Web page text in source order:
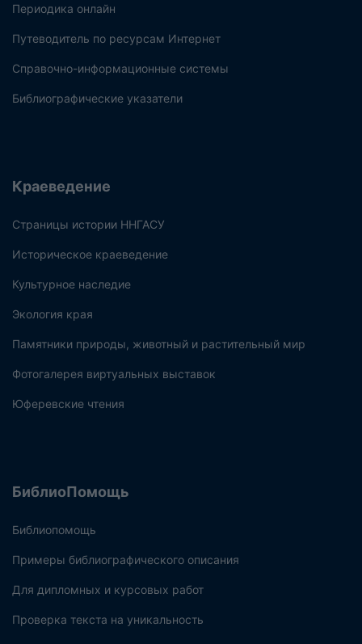
Периодика онлайн
Путеводитель по ресурсам Интернет
Справочно-информационные системы
Библиографические указатели
Краеведение
Страницы истории ННГАСУ
Историческое краеведение
Культурное наследие
Экология края
Памятники природы, животный и растительный мир
Фотогалерея виртуальных выставок
Юферевские чтения
БиблиоПомощь
Библиопомощь
Примеры библиографического описания
Для дипломных и курсовых работ
Проверка текста на уникальность